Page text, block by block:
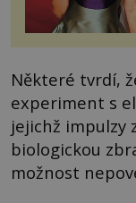
Některé tvrdí,
experiment s
jejichž impulzy
biologickou
možnost